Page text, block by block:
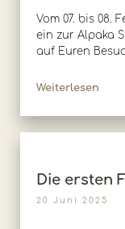
Vom 07. bis 08.
ein zur Alpaka
auf Euren
Weiterlesen
Die ersten
20 Juni 2025